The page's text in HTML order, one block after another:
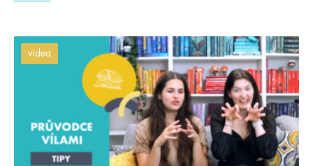
videa